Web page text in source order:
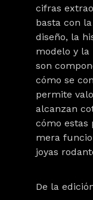
cifras
basta con
diseño, la
modelo y la
son
cómo se
permite
alcanzan
cómo estas
mera
joyas
De la